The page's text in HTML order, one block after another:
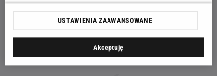
magii podróż w nieznane.
USTAWIENIA ZAAWANSOWANE
Akceptuję